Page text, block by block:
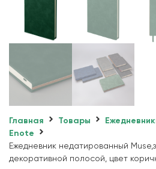
Главная Товары
Enote
Ежедневник недатированный
декоративной полосой, цвет